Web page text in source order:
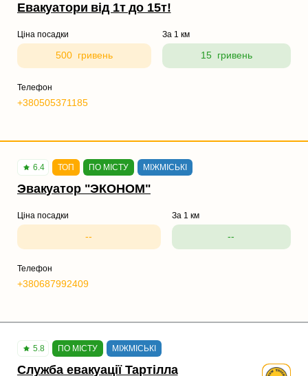
Евакуатори від 1т до 15т!
Ціна посадки
500 гривень
За 1 км
15 гривень
Телефон
+380505371185
6.4 ТОП ПО МІСТУ МІЖМІСЬКІ
Эвакуатор "ЭКОНОМ"
Ціна посадки
--
За 1 км
--
Телефон
+380687992409
5.8 ПО МІСТУ МІЖМІСЬКІ
Служба евакуації Тартілла